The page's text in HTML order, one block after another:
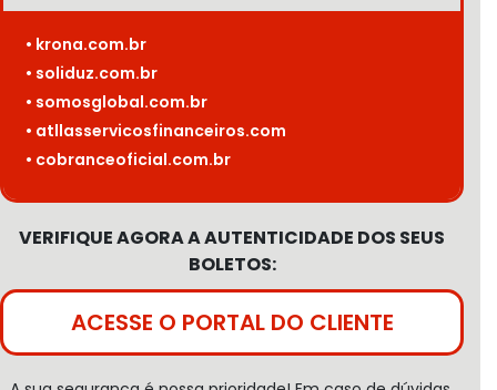
• krona.com.br
• soliduz.com.br
• somosglobal.com.br
• atllasservicosfinanceiros.com
• cobranceoficial.com.br
VERIFIQUE AGORA A AUTENTICIDADE DOS SEUS
BOLETOS:
ACESSE O PORTAL DO CLIENTE